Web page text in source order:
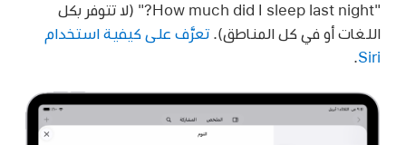
"How much did I sleep last night?"
(لا تتوفر بكل
اللغات أو في كل المناطق). تعرَّف على كيفية استخدام
Siri